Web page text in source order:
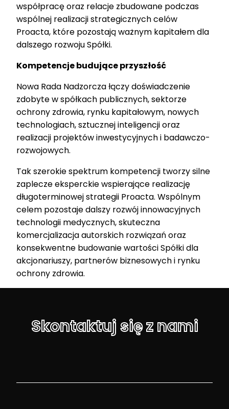
współpracę oraz relacje zbudowane podczas
wspólnej realizacji strategicznych celów
Proacta, które pozostają ważnym kapitałem dla
dalszego rozwoju Spółki.
Kompetencje budujące przyszłość
Nowa Rada Nadzorcza łączy doświadczenie
zdobyte w spółkach publicznych, sektorze
ochrony zdrowia, rynku kapitałowym, nowych
technologiach, sztucznej inteligencji oraz
realizacji projektów inwestycyjnych i badawczo-
rozwojowych.
Tak szerokie spektrum kompetencji tworzy silne
zaplecze eksperckie wspierające realizację
długoterminowej strategii Proacta. Wspólnym
celem pozostaje dalszy rozwój innowacyjnych
technologii medycznych, skuteczna
komercjalizacja autorskich rozwiązań oraz
konsekwentne budowanie wartości Spółki dla
akcjonariuszy, partnerów biznesowych i rynku
ochrony zdrowia.
Skontaktuj się z nami